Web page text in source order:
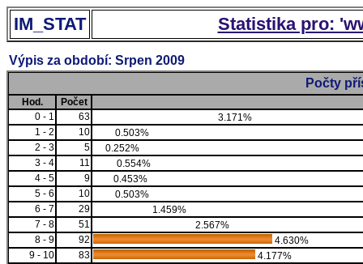
IM_STAT Statistika pro:
Výpis za období: Srpen 2009
Počty
Hod.
Počet
0 - 1
63
3.171%
1 - 2
10
0.503%
2 - 3
5
0.252%
3 - 4
11
0.554%
4 - 5
9
0.453%
5 - 6
10
0.503%
6 - 7
29
1.459%
7 - 8
51
2.567%
8 - 9
92
4.630%
9 - 10
83
4.177%